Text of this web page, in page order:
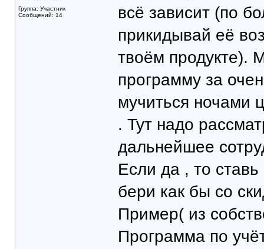
Группа: Участник
Сообщений: 14
всё зависит (по
прикидывай её
твоём продукте).
программу за
мучиться ночами
. Тут надо
дальнейшее
Если да , то
бери как бы со
Пример( из
Программа по